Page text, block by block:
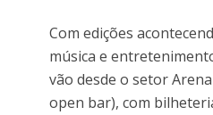
Com edições
música e
vão desde o setor
open bar), com